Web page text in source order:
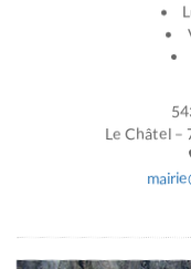
Le Châtel –